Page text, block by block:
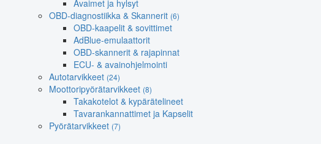
Avaimet ja hylsyt
OBD-diagnostiikka & Skannerit (6)
OBD-kaapelit & sovittimet
AdBlue-emulaattorit
OBD-skannerit & rajapinnat
ECU- & avainohjelmointi
Autotarvikkeet (24)
Moottoripyörätarvikkeet (8)
Takakotelot & kypärätelineet
Tavarankannattimet ja Kapselit
Pyörätarvikkeet (7)